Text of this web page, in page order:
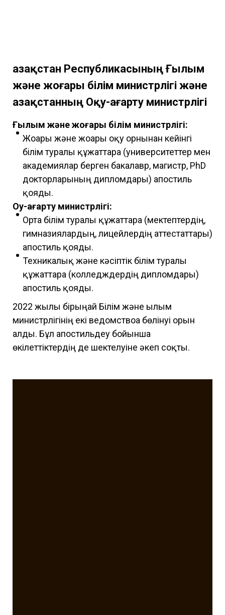
Қазақстан Республикасының Ғылым
және жоғары білім министрлігі және
Қазақстанның Оқу-ағарту министрлігі
Ғылым және жоғары білім министрлігі:
Жоғары және жоғары оқу орнынан кейінгі
білім туралы құжаттарға (университеттер мен
академиялар берген бакалавр, магистр, PhD
докторларының дипломдары) апостиль
қояды.
Оқу-ағарту министрлігі:
Орта білім туралы құжаттарға (мектептердің,
гимназиялардың, лицейлердің аттестаттары)
апостиль қояды.
Техникалық және кәсіптік білім туралы
құжаттарға (колледждердің дипломдары)
апостиль қояды.
2022 жылы бірыңғай Білім және ғылым
министрлігінің екі ведомствоға бөлінуі орын
алды. Бұл апостильдеу бойынша
өкілеттіктердің де шектелуіне әкеп соқты.